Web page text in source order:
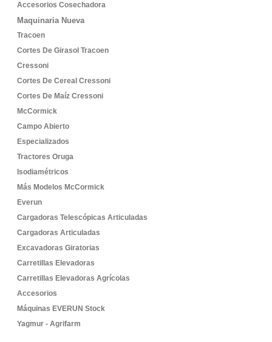
Accesorios Cosechadora
Maquinaria Nueva
Tracoen
Cortes De Girasol Tracoen
Cressoni
Cortes De Cereal Cressoni
Cortes De Maíz Cressoni
McCormick
Campo Abierto
Especializados
Tractores Oruga
Isodiamétricos
Más Modelos McCormick
Everun
Cargadoras Telescópicas Articuladas
Cargadoras Articuladas
Excavadoras Giratorias
Carretillas Elevadoras
Carretillas Elevadoras Agrícolas
Accesorios
Máquinas EVERUN Stock
Yagmur - Agrifarm